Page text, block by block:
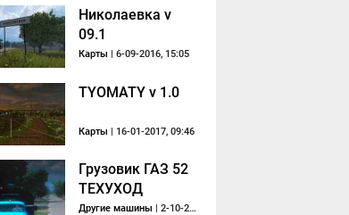
Николаевка v
09.1
Карты | 6-09-2016, 15:05
TYOMATY v 1.0
Карты | 16-01-2017, 09:46
Грузовик ГАЗ 52
ТЕХУХОД
Другие машины | 2-10-2013, 21:32